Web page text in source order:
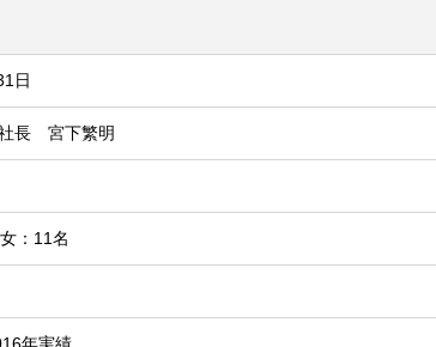
日
長 宮下繁明
：11名
年実績